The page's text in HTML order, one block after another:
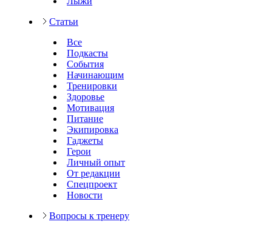
Статьи
Все
Подкасты
События
Начинающим
Тренировки
Здоровье
Мотивация
Питание
Экипировка
Гаджеты
Герои
Личный опыт
От редакции
Спецпроект
Новости
Вопросы к тренеру